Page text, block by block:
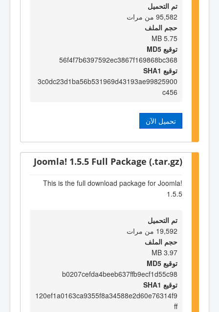
تم التحميل
95,582 من مرات
حجم الملف
5.75 MB
توقيع MD5
56f4f7b6397592ec3867f169868bc368
توقيع SHA1
3c0dc23d1ba56b531969d43193ae99825900
c456
تحميل الآن
Joomla! 1.5.5 Full Package (.tar.gz)
This is the full download package for Joomla!
1.5.5
تم التحميل
19,592 من مرات
حجم الملف
3.97 MB
توقيع MD5
b0207cefda4beeb637ffb9ecf1d55c98
توقيع SHA1
120ef1a0163ca9355f8a34588e2d60e76314f9
ff